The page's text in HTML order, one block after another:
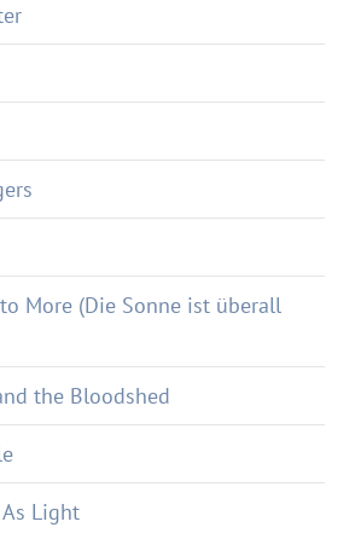
More (Die Sonne ist überall
the Bloodshed
Light